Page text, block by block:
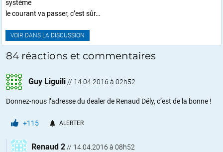
système
le courant va passer, c’est sûr…
VOIR DANS LA DISCUSSION
84 réactions et commentaires
Guy Liguili // 14.04.2016 à 02h52
Donnez-nous l’adresse du dealer de Renaud Dély, c’est de la bonne !
+115 ALERTER
Renaud 2 // 14.04.2016 à 08h52